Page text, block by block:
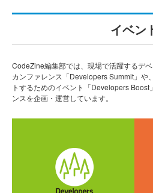
イベン
CodeZine編集部では、現場で活躍するデ
カンファレンス「Developers Summit」や
トするためのイベント「Developers
ンスを企画・運営しています。